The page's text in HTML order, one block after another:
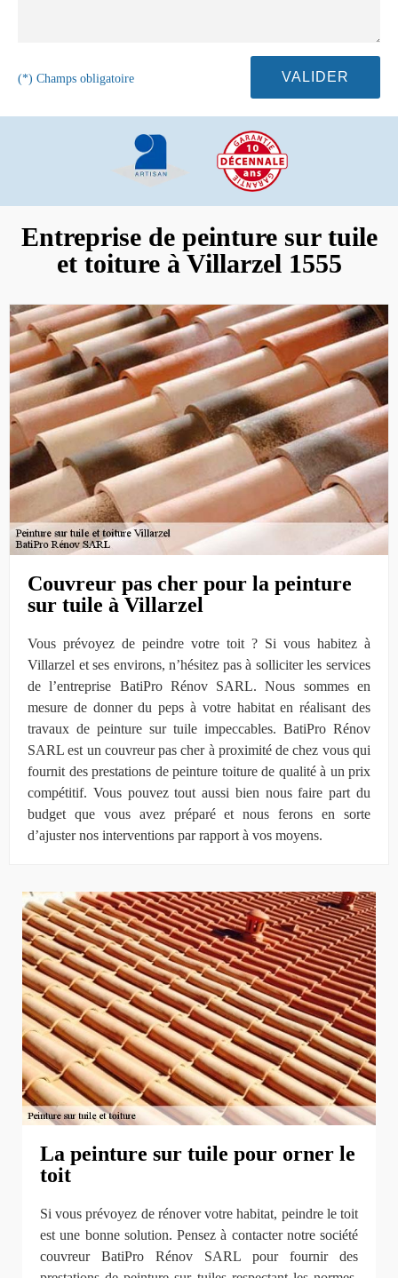
(*) Champs obligatoire
Entreprise de peinture sur tuile
et toiture à Villarzel 1555
Couvreur pas cher pour la peinture
sur tuile à Villarzel
Vous prévoyez de peindre votre toit ? Si vous habitez à
Villarzel et ses environs, n’hésitez pas à solliciter les services
de l’entreprise BatiPro Rénov SARL. Nous sommes en
mesure de donner du peps à votre habitat en réalisant des
travaux de peinture sur tuile impeccables. BatiPro Rénov
SARL est un couvreur pas cher à proximité de chez vous qui
fournit des prestations de peinture toiture de qualité à un prix
compétitif. Vous pouvez tout aussi bien nous faire part du
budget que vous avez préparé et nous ferons en sorte
d’ajuster nos interventions par rapport à vos moyens.
La peinture sur tuile pour orner le
toit
Si vous prévoyez de rénover votre habitat, peindre le toit
est une bonne solution. Pensez à contacter notre société
couvreur BatiPro Rénov SARL pour fournir des